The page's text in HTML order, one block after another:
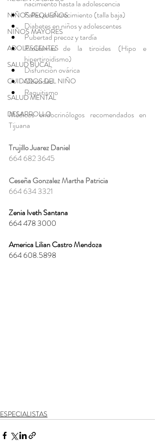
NIÑOS PEQUEÑOS
NIÑOS MAYORES
ADOLESCENTES
SALUD BUCAL
CUIDADOS DEL NIÑO
SALUD MENTAL
DESARROLLO
nacimiento hasta la adolescencia
Fallas en el crecimiento (talla baja)
Diabetes en niños y adolescentes
Pubertad precoz y tardía
Problemas de la tiroides (Hipo e
hipertiroidismo)
Disfunción ovárica
Obesidad
Raquitismo
Médicos endocrinólogos recomendados en
Tijuana
Trujillo Juarez Daniel
664 682 3645
Ceseña Gonzalez Martha Patricia
664 634 3321
Zenia Iveth Santana
664 478 3000
America Lilian Castro Mendoza
664 608.5898
ESPECIALISTAS